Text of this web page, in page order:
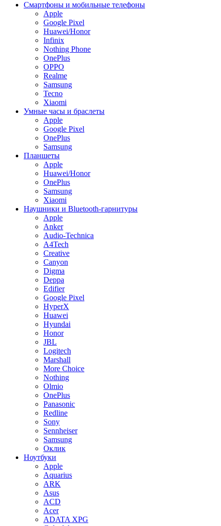
Смартфоны и мобильные телефоны
Apple
Google Pixel
Huawei/Honor
Infinix
Nothing Phone
OnePlus
OPPO
Realme
Samsung
Tecno
Xiaomi
Умные часы и браслеты
Apple
Google Pixel
OnePlus
Samsung
Планшеты
Apple
Huawei/Honor
OnePlus
Samsung
Xiaomi
Наушники и Bluetooth-гарнитуры
Apple
Anker
Audio-Technica
A4Tech
Creative
Canyon
Digma
Deppa
Edifier
Google Pixel
HyperX
Huawei
Hyundai
Honor
JBL
Logitech
Marshall
More Choice
Nothing
Olmio
OnePlus
Panasonic
Redline
Sony
Sennheiser
Samsung
Оклик
Ноутбуки
Apple
Aquarius
ARK
Asus
ACD
Acer
ADATA XPG